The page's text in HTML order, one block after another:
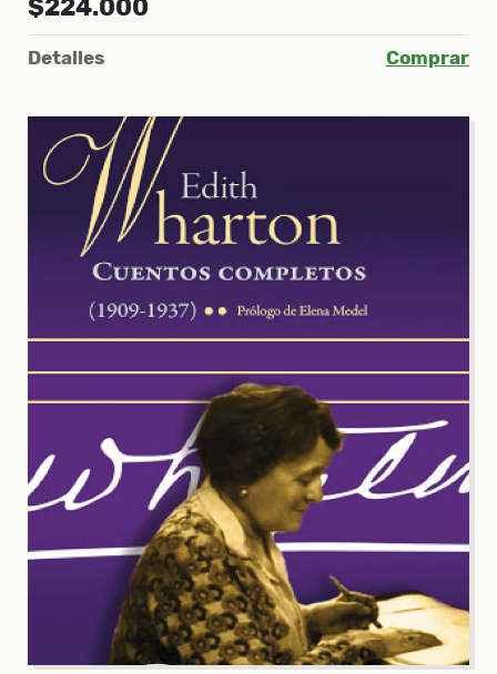
$224.000
Detalles Comprar